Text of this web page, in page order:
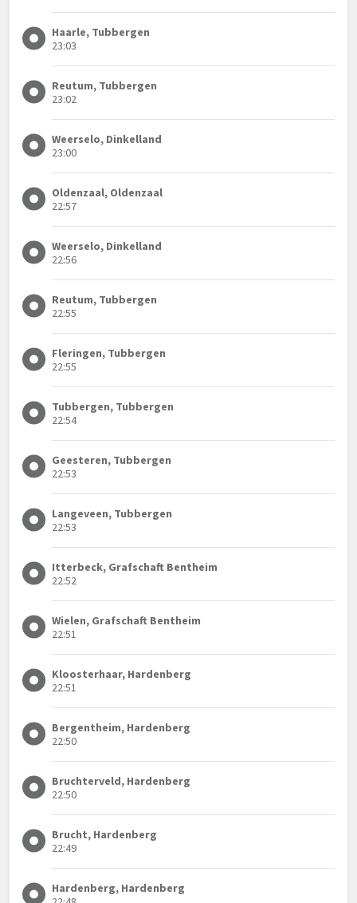
Haarle, Tubbergen
23:03
Reutum, Tubbergen
23:02
Weerselo, Dinkelland
23:00
Oldenzaal, Oldenzaal
22:57
Weerselo, Dinkelland
22:56
Reutum, Tubbergen
22:55
Fleringen, Tubbergen
22:55
Tubbergen, Tubbergen
22:54
Geesteren, Tubbergen
22:53
Langeveen, Tubbergen
22:53
Itterbeck, Grafschaft Bentheim
22:52
Wielen, Grafschaft Bentheim
22:51
Kloosterhaar, Hardenberg
22:51
Bergentheim, Hardenberg
22:50
Bruchterveld, Hardenberg
22:50
Brucht, Hardenberg
22:49
Hardenberg, Hardenberg